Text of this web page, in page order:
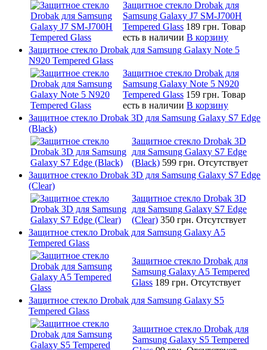
Защитное стекло Drobak для
Samsung Galaxy J7 SM-J700H
Tempered Glass 189 грн. Товар
есть в наличии В корзину
Защитное стекло Drobak для Samsung Galaxy Note 5
N920 Tempered Glass
Защитное стекло Drobak для
Samsung Galaxy Note 5 N920
Tempered Glass 159 грн. Товар
есть в наличии В корзину
Защитное стекло Drobak 3D для Samsung Galaxy S7 Edge
(Black)
Защитное стекло Drobak 3D
для Samsung Galaxy S7 Edge
(Black) 599 грн. Отсутствует
Защитное стекло Drobak 3D для Samsung Galaxy S7 Edge
(Clear)
Защитное стекло Drobak 3D
для Samsung Galaxy S7 Edge
(Clear) 350 грн. Отсутствует
Защитное стекло Drobak для Samsung Galaxy A5
Tempered Glass
Защитное стекло Drobak для
Samsung Galaxy A5 Tempered
Glass 189 грн. Отсутствует
Защитное стекло Drobak для Samsung Galaxy S5
Tempered Glass
Защитное стекло Drobak для
Samsung Galaxy S5 Tempered